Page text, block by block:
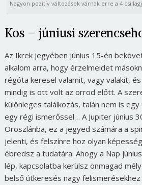
Nagyon pozitív változások várnak erre a 4
Kos – júniusi
Az Ikrek jegyében június 15-én
alkalom arra, hogy érzelmeidet
régóta keresel valamit, vagy valakit,
mindig is ott volt az orrod előtt. A
különleges találkozás, talán nem is
egy régi ismerőssel… A Jupiter június
Oroszlánba, ez a jegyed számára a
jelenti, és felszínre hoz olyan
ébredsz a tudatára. Ahogy a Nap
lép, kapcsolatba kerülsz önmagad
belső útkeresés nagy